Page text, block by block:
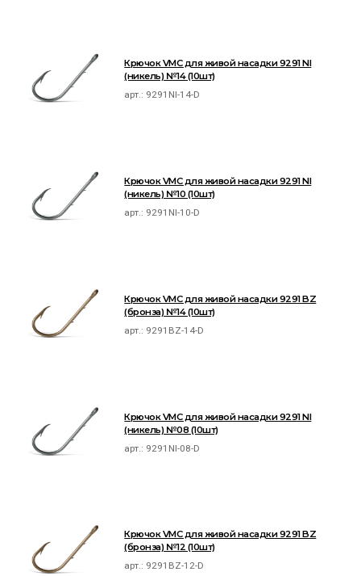
Крючок VMC для живой насадки 9291 NI
(никель) №14 (10шт)
арт.: 9291NI-14-D
Крючок VMC для живой насадки 9291 NI
(никель) №10 (10шт)
арт.: 9291NI-10-D
Крючок VMC для живой насадки 9291 BZ
(бронза) №14 (10шт)
арт.: 9291BZ-14-D
Крючок VMC для живой насадки 9291 NI
(никель) №08 (10шт)
арт.: 9291NI-08-D
Крючок VMC для живой насадки 9291 BZ
(бронза) №12 (10шт)
арт.: 9291BZ-12-D